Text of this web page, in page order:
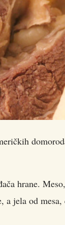
hrane.
a jela od mesa,